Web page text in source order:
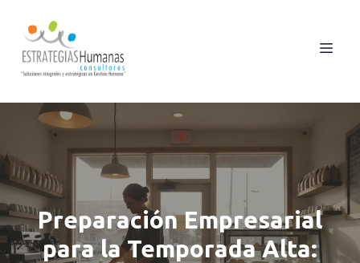
Preparación Empresarial
para la Temporada Alta: